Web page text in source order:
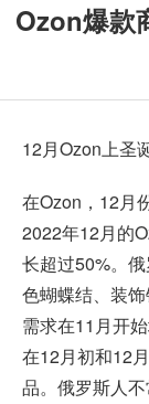
Ozon爆款
12月Ozon上圣
在Ozon，12月
2022年12月的
长超过50%。
色蝴蝶结、装
需求在11月开
在12月初和12
品。俄罗斯人